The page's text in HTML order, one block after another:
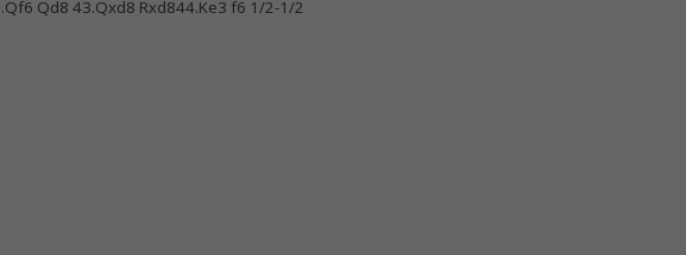
Qd8 43.Qxd8 Rxd844.Ke3 f6 1/2-1/2